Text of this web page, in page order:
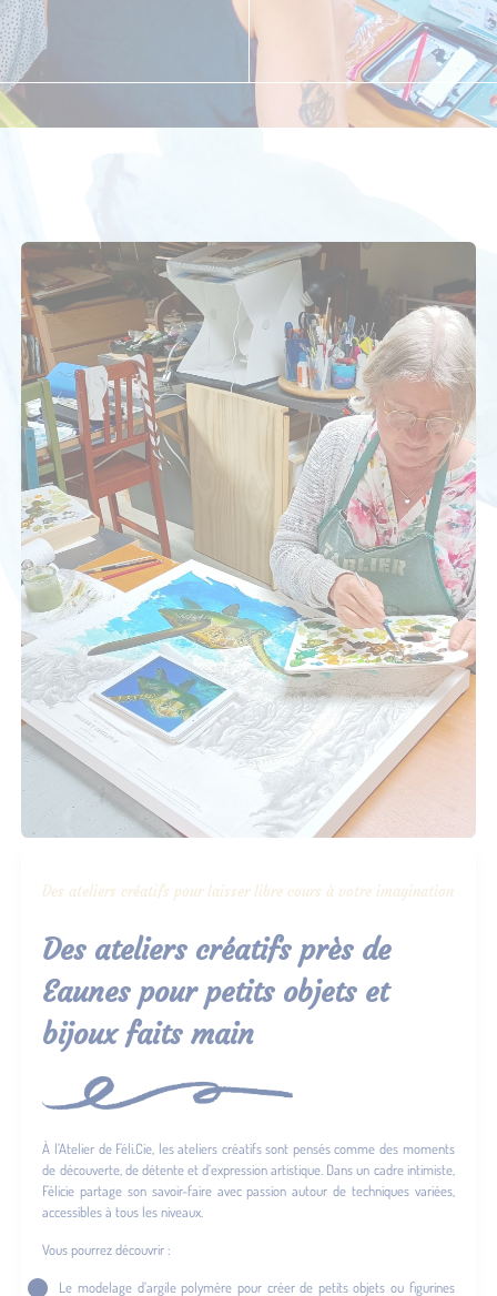
Des ateliers créatifs pour laisser libre cours à votre imagination
Des ateliers créatifs près de
Eaunes pour petits objets et
bijoux faits main
À l’Atelier de Féli.Cie, les ateliers créatifs sont pensés comme des moments
de découverte, de détente et d’expression artistique. Dans un cadre intimiste,
Félicie partage son savoir-faire avec passion autour de techniques variées,
accessibles à tous les niveaux.
Vous pourrez découvrir :
Le modelage d’argile polymère pour créer de petits objets ou figurines